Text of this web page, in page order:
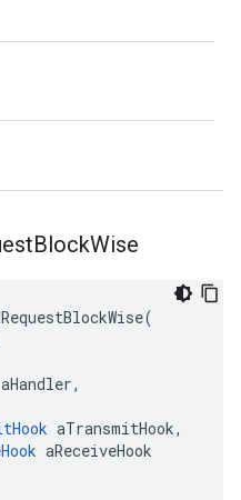
BlockWise
(
aHandler,
aTransmitHook,
aReceiveHook